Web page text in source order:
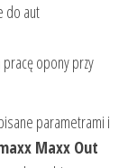
do aut
pracę opony przy
parametrami i
Maxx Out